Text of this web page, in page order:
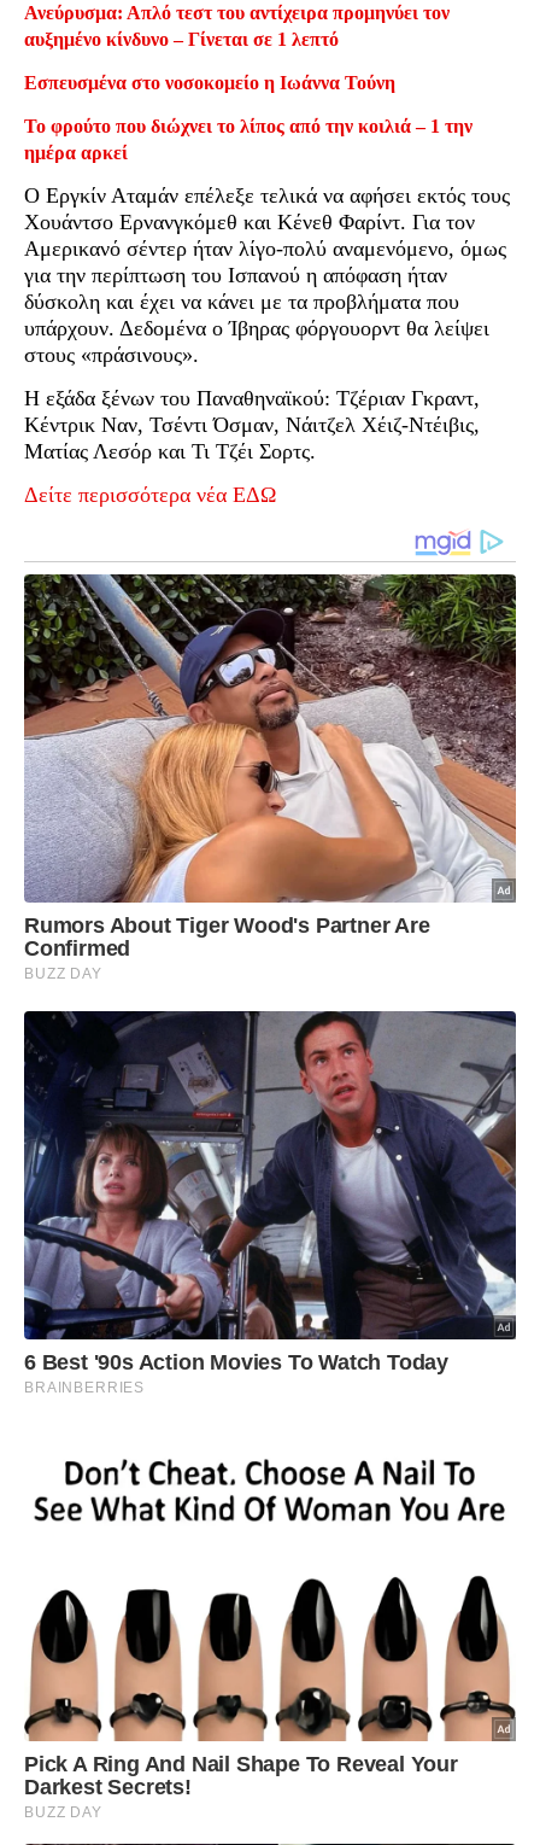
Ανεύρυσμα: Απλό τεστ του αντίχειρα προμηνύει τον
αυξημένο κίνδυνο – Γίνεται σε 1 λεπτό
Εσπευσμένα στο νοσοκομείο η Ιωάννα Τούνη
Το φρούτο που διώχνει το λίπος από την κοιλιά – 1 την
ημέρα αρκεί
Ο Εργκίν Αταμάν επέλεξε τελικά να αφήσει εκτός τους
Χουάντσο Ερνανγκόμεθ και Κένεθ Φαρίντ. Για τον
Αμερικανό σέντερ ήταν λίγο-πολύ αναμενόμενο, όμως
για την περίπτωση του Ισπανού η απόφαση ήταν
δύσκολη και έχει να κάνει με τα προβλήματα που
υπάρχουν. Δεδομένα ο Ίβηρας φόργουορντ θα λείψει
στους «πράσινους».
Η εξάδα ξένων του Παναθηναϊκού: Τζέριαν Γκραντ,
Κέντρικ Ναν, Τσέντι Όσμαν, Νάιτζελ Χέιζ-Ντέιβις,
Ματίας Λεσόρ και Τι Τζέι Σορτς.
Δείτε περισσότερα νέα ΕΔΩ